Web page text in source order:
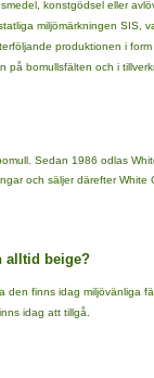
konstgödsel eller
miljömärkningen SIS,
produktionen i
bomullsfälten och i
Sedan 1986 odlas
och säljer därefter
alltid beige?
den finns idag miljövänliga
idag att tillgå.